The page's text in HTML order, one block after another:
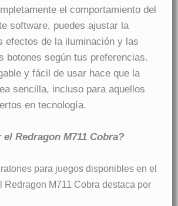
el comportamiento del
software, puedes ajustar la
efectos de la iluminación y las
botones según tus preferencias.
y fácil de usar hace que la
sencilla, incluso para aquellos
en tecnología.
Redragon M711 Cobra?
para juegos disponibles en el
Redragon M711 Cobra destaca por